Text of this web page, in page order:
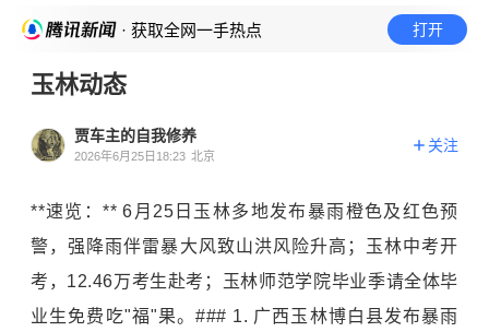
· 获取全网一手热点 打开
玉林动态
贾车主的自我修养
2026年6月25日18:23 北京
关注
**速览：** 6月25日玉林多地发布暴雨橙色及红色预
警，强降雨伴雷暴大风致山洪风险升高；玉林中考开
考，12.46万考生赴考；玉林师范学院毕业季请全体毕
业生免费吃"福"果。### 1. 广西玉林博白县发布暴雨